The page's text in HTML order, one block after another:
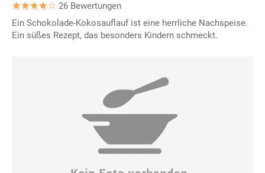
26 Bewertungen
Ein Schokolade-Kokosauflauf ist eine herrliche Nachspeise.
Ein süßes Rezept, das besonders Kindern schmeckt.